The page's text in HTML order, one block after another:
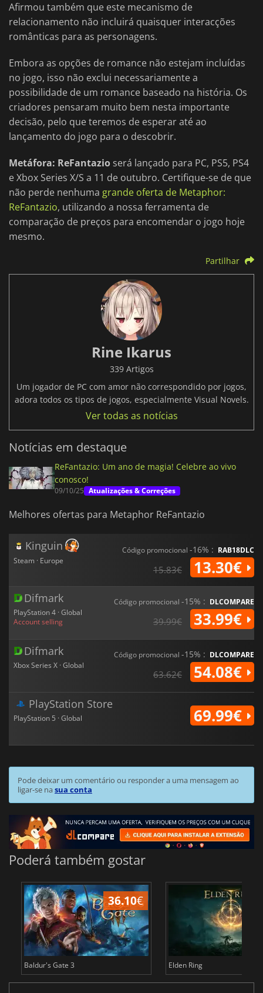
Afirmou também que este mecanismo de
relacionamento não incluirá quaisquer interacções
românticas para as personagens.
Embora as opções de romance não estejam incluídas
no jogo, isso não exclui necessariamente a
possibilidade de um romance baseado na história. Os
criadores pensaram muito bem nesta importante
decisão, pelo que teremos de esperar até ao
lançamento do jogo para o descobrir.
Metáfora: ReFantazio será lançado para PC, PS5, PS4
e Xbox Series X/S a 11 de outubro. Certifique-se de que
não perde nenhuma grande oferta de Metaphor:
ReFantazio, utilizando a nossa ferramenta de
comparação de preços para encomendar o jogo hoje
mesmo.
Partilhar
Rine Ikarus
339 Artigos
Um jogador de PC com amor não correspondido por jogos,
adora todos os tipos de jogos, especialmente Visual Novels.
Ver todas as notícias
Notícias em destaque
ReFantazio: Um ano de magia! Celebre ao vivo
conosco!
09/10/25 Atualizações & Correções
Melhores ofertas para Metaphor ReFantazio
Kinguin
Steam · Europe
Código promocional -16% : RAB18DLC
15.83€ 13.30€
Difmark
PlayStation 4 · Global
Account selling
Código promocional -15% : DLCOMPARE
39.99€ 33.99€
Difmark
Xbox Series X · Global
Código promocional -15% : DLCOMPARE
63.62€ 54.08€
PlayStation Store
PlayStation 5 · Global 69.99€
Pode deixar um comentário ou responder a uma mensagem ao
ligar-se nasua conta
Poderá também gostar
36.10€
Baldur's Gate 3 Elden Ring